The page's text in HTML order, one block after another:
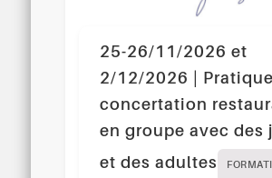
25-26/11/2026 et
2/12/2026 |
concertation
en groupe avec des
et des adultes